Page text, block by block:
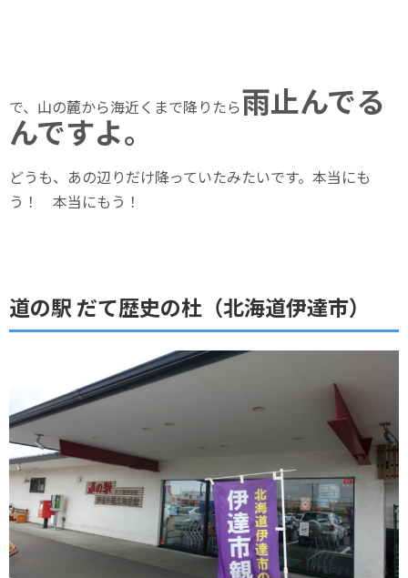
で、山の麓から海近くまで降りたら雨止んでる
んですよ。
どうも、あの辺りだけ降っていたみたいです。本当にも
う！ 本当にもう！
道の駅 だて歴史の杜（北海道伊達市）